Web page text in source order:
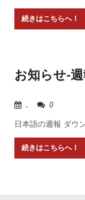
お知らせ-
. 0
日本語の週報 ダウ